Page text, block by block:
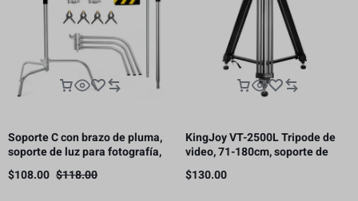
Soporte C con brazo de pluma,
soporte de luz para fotografía,
3.3 m, 10 kg de carga（Este
producto está sujeto a gastos
$118.00
$108.00
KingJoy VT-2500L Tripode de
video, 71-180cm, soporte de
carga 11kg.
$130.00